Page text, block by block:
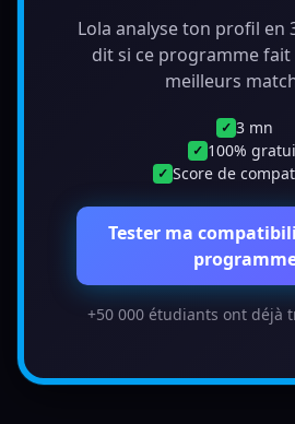
Lola analyse ton profil en
dit si ce programme
meilleurs
✓ 3 mn
✓ 100%
✓ Score de
Tester ma
+50 000 étudiants ont déjà